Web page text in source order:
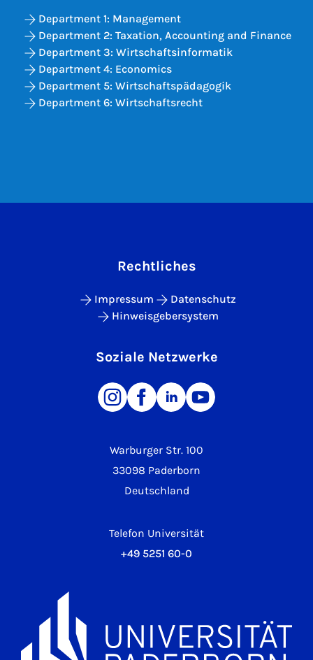
Department 1: Management
Department 2: Taxation, Accounting and Finance
Department 3: Wirtschaftsinformatik
Department 4: Economics
Department 5: Wirtschaftspädagogik
Department 6: Wirtschaftsrecht
Warburger Str. 100
33098 Paderborn
Deutschland
Telefon Universität
+49 5251 60-0
Rechtliches
Impressum
Datenschutz
Hinweisgebersystem
Soziale Netzwerke